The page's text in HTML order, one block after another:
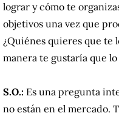
lograr y cómo te
objetivos una vez que
¿Quiénes quieres que te
manera te gustaría que
S.O.: Es una pregunta
no están en el mercado.